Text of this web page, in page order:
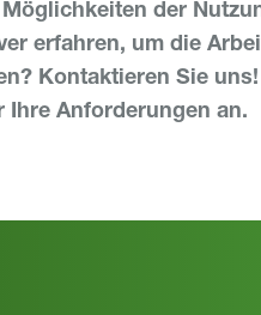
der
erfahren, um die
Kontaktieren Sie
Anforderungen an.